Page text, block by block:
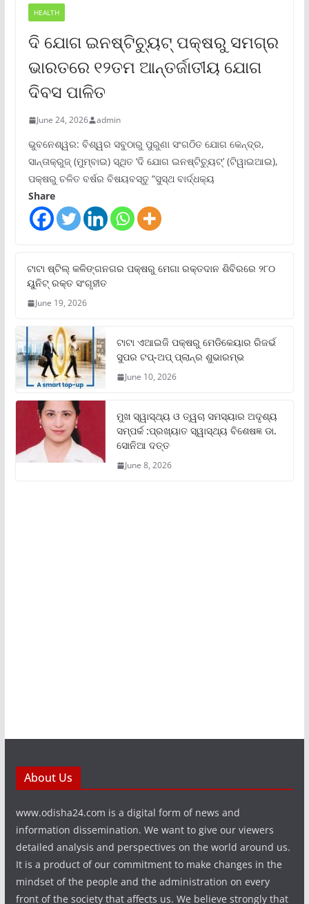
HEALTH
ଦି ଯୋଗ ଇନଷ୍ଟିଚ୍ୟୁଟ୍ ପକ୍ଷରୁ ସମଗ୍ର
ଭାରତରେ ୧୨ତମ ଆନ୍ତର୍ଜାତୀୟ ଯୋଗ
ଦିବସ ପାଳିତ
June 24, 2026 admin
ଭୁବନେଶ୍ୱର: ବିଶ୍ୱର ସବୁଠାରୁ ପୁରୁଣା ସଂଗଠିତ ଯୋଗ କେନ୍ଦ୍ର,
ସାନ୍ତାକ୍ରୁଜ୍ (ମୁମ୍ବାଇ) ସ୍ଥିତ ‘ଦି ଯୋଗ ଇନଷ୍ଟିଚ୍ୟୁଟ୍‌’ (ଟିୱାଇଆଇ),
ପକ୍ଷରୁ ଚଳିତ ବର୍ଷର ବିଷୟବସ୍ତୁ “ସୁସ୍ଥ ବାର୍ଦ୍ଧକ୍ୟ
Share
ଟାଟା ଷ୍ଟିଲ୍‌ କଳିଙ୍ଗନଗର ପକ୍ଷରୁ ମେଗା ରକ୍ତଦାନ ଶିବିରରେ ୨୮୦
ୟୁନିଟ୍‌ ରକ୍ତ ସଂଗୃହୀତ
June 19, 2026
ଟାଟା ଏଆଇଜି ପକ୍ଷରୁ ମେଡିକେୟାର ରିଜର୍ଭ
ସୁପର ଟପ୍‌-ଅପ୍ ପ୍ଲାନ୍‌ର ଶୁଭାରମ୍ଭ
June 10, 2026
ମୁଖ ସ୍ୱାସ୍ଥ୍ୟ ଓ ତ୍ୱଚା ସମସ୍ୟାର ଅଦୃଶ୍ୟ
ସମ୍ପର୍କ :ପ୍ରଖ୍ୟାତ ସ୍ୱାସ୍ଥ୍ୟ ବିଶେଷଜ୍ଞ ଡା.
ସୋନିଆ ଦତ୍ତ
June 8, 2026
About Us
www.odisha24.com is a digital form of news and
information dissemination. We want to give our viewers
detailed analysis and perspectives on the world around us.
It is a product of our commitment to make changes in the
mindset of the people and the administration on every
front of the society that affects us. We believe strongly that